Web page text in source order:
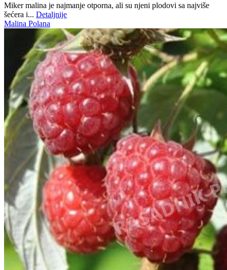
Miker malina je najmanje otporna, ali su njeni plodovi sa najviše
šećera i... Detaljnije
Malina Polana